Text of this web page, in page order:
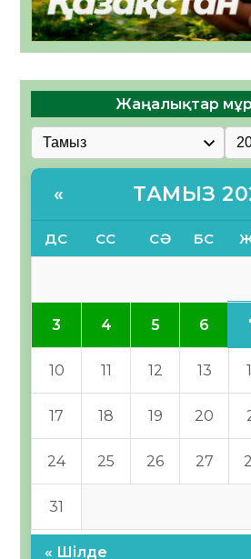
Жаңалықтар
« ТАМЫЗ
ДС СС СӘ БС
3 4 5 6
10 11 12 13
17 18 19 20
24 25 26 27
31
« Шілде